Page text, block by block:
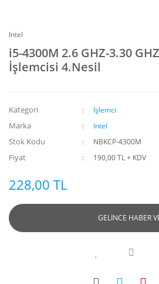
Intel
i5-4300M 2.6 GHZ-3.30
İşlemcisi 4.Nesil
Kategori İşlemci
Marka Intel
Stok Kodu NBKCP-4300M
Fiyat 190,00 TL + KDV
228,00 TL
GELİNCE HABER